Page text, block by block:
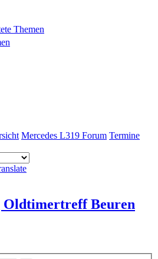
Themen
Mercedes L319 Forum Termine
Oldtimertreff Beuren